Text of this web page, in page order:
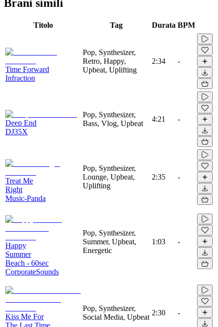
Brani simili
Titolo Tag Durata BPM
Time Forward
Infraction
Pop, Synthesizer,
Retro, Happy,
Upbeat, Uplifting
2:34 -
Deep End
DJ35X
Pop, Synthesizer,
Bass, Vlog, Upbeat
4:21 -
Treat Me
Right
Music-Panda
Pop, Synthesizer,
Lounge, Upbeat,
Uplifting
2:35 -
Happy
Summer
Beach - 60sec
CorporateSounds
Pop, Synthesizer,
Summer, Upbeat,
Energetic
1:03 -
Kiss Me For
The Last Time
Pop, Synthesizer,
Social Media, Upbeat
2:30 -